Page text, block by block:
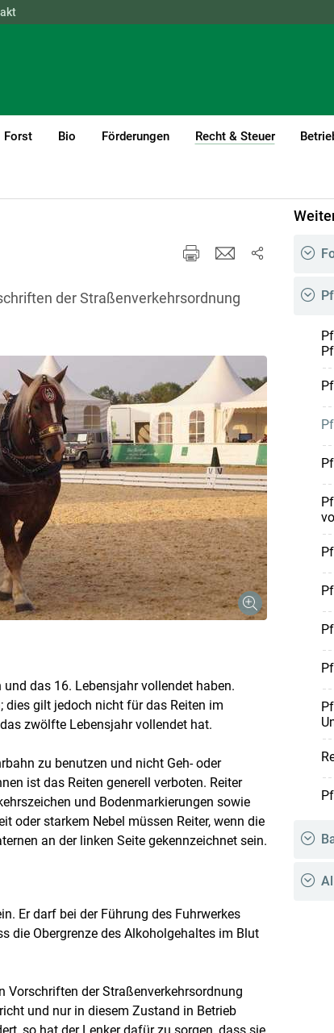
Skip to main content
SBG
Forst Bio Förderungen Recht & Steuer
(current)1
der Straßenverkehrsordnung
das 16. Lebensjahr vollendet haben.
dies gilt jedoch nicht für das Reiten im
zwölfte Lebensjahr vollendet hat.
zu benutzen und nicht Geh- oder
ist das Reiten generell verboten. Reiter
und Bodenmarkierungen sowie
oder starkem Nebel müssen Reiter, wenn die
an der linken Seite gekennzeichnet sein.
Er darf bei der Führung des Fuhrwerkes
die Obergrenze des Alkoholgehaltes im Blut
Vorschriften der Straßenverkehrsordnung
und nur in diesem Zustand in Betrieb
so hat der Lenker dafür zu sorgen, dass sie